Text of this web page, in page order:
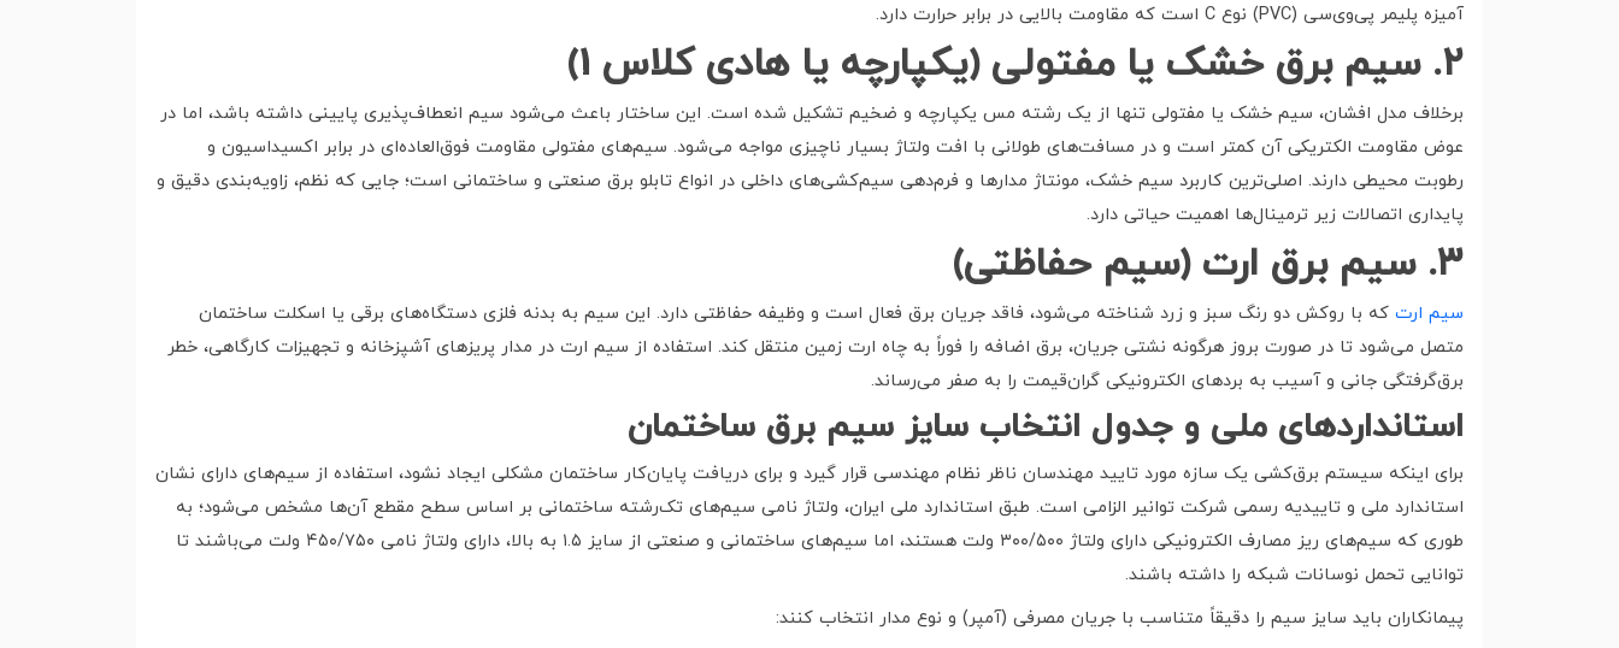
آمیزه پلیمر پی‌وی‌سی (PVC) نوع C است که مقاومت بالایی در برابر حرارت دارد.
۲.سیم برق خشک یا مفتولی (یکپارچه یا هادی کلاس 1)
برخلاف مدل افشان، سیم خشک یا مفتولی تنها از یک رشته مس یکپارچه و ضخیم تشکیل شده است. این ساختار باعث می‌شود سیم انعطاف‌پذیری پایینی داشته باشد، اما در
عوض مقاومت الکتریکی آن کمتر است و در مسافت‌های طولانی با افت ولتاژ بسیار ناچیزی مواجه می‌شود. سیم‌های مفتولی مقاومت فوق‌العاده‌ای در برابر اکسیداسیون و
رطوبت محیطی دارند. اصلی‌ترین کاربرد سیم خشک، مونتاژ مدارها و فرم‌دهی سیم‌کشی‌های داخلی در انواع تابلو برق صنعتی و ساختمانی است؛ جایی که نظم، زاویه‌بندی دقیق و
پایداری اتصالات زیر ترمینال‌ها اهمیت حیاتی دارد.
۳.سیم برق ارت (سیم حفاظتی)
سیم ارتکه با روکش دو رنگ سبز و زرد شناخته می‌شود، فاقد جریان برق فعال است و وظیفه حفاظتی دارد. این سیم به بدنه فلزی دستگاه‌های برقی یا اسکلت ساختمان
متصل می‌شود تا در صورت بروز هرگونه نشتی جریان، برق اضافه را فوراً به چاه ارت زمین منتقل کند. استفاده از سیم ارت در مدار پریزهای آشپزخانه و تجهیزات کارگاهی، خطر
برق‌گرفتگی جانی و آسیب به بردهای الکترونیکی گران‌قیمت را به صفر می‌رساند.
استانداردهای ملی و جدول انتخاب سایز سیم برق ساختمان
برای اینکه سیستم برق‌کشی یک سازه مورد تایید مهندسان ناظر نظام مهندسی قرار گیرد و برای دریافت پایان‌کار ساختمان مشکلی ایجاد نشود، استفاده از سیم‌های دارای نشان
استاندارد ملی و تاییدیه رسمی شرکت توانیر الزامی است. طبق استاندارد ملی ایران، ولتاژ نامی سیم‌های تک‌رشته ساختمانی بر اساس سطح مقطع آن‌ها مشخص می‌شود؛ به
طوری که سیم‌های ریز مصارف الکترونیکی دارای ولتاژ ۳۰۰/۵۰۰ ولت هستند، اما سیم‌های ساختمانی و صنعتی از سایز ۱.۵ به بالا، دارای ولتاژ نامی ۴۵۰/۷۵۰ ولت می‌باشند تا
توانایی تحمل نوسانات شبکه را داشته باشند.
پیمانکاران باید سایز سیم را دقیقاً متناسب با جریان مصرفی (آمپر) و نوع مدار انتخاب کنند: